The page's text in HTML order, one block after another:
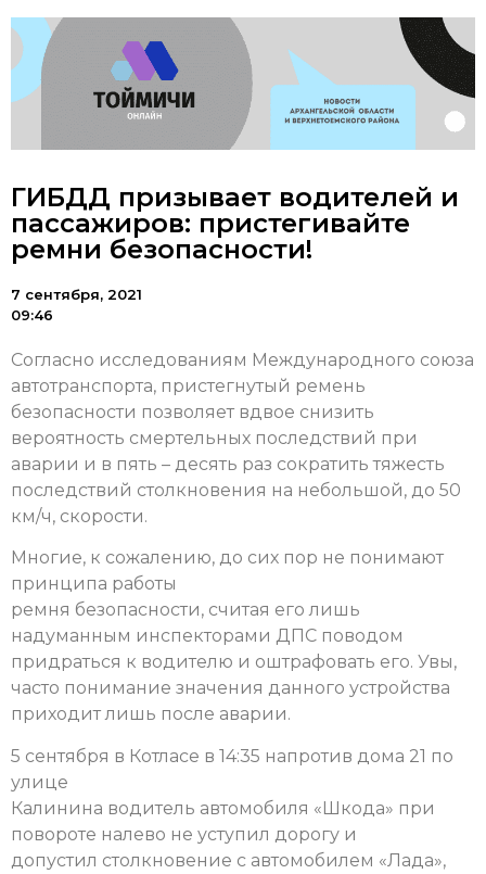
ГИБДД призывает водителей и
пассажиров: пристегивайте
ремни безопасности!
7 сентября, 2021
09:46
Согласно исследованиям Международного союза
автотранспорта, пристегнутый ремень
безопасности позволяет вдвое снизить
вероятность смертельных последствий при
аварии и в пять – десять раз сократить тяжесть
последствий столкновения на небольшой, до 50
км/ч, скорости.
Многие, к сожалению, до сих пор не понимают
принципа работы
ремня безопасности, считая его лишь
надуманным инспекторами ДПС поводом
придраться к водителю и оштрафовать его. Увы,
часто понимание значения данного устройства
приходит лишь после аварии.
5 сентября в Котласе в 14:35 напротив дома 21 по
улице
Калинина водитель автомобиля «Шкода» при
повороте налево не уступил дорогу и
допустил столкновение с автомобилем «Лада»,